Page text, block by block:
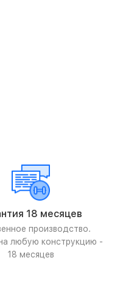
18 месяцев
производство.
любую конструкцию -
18 месяцев